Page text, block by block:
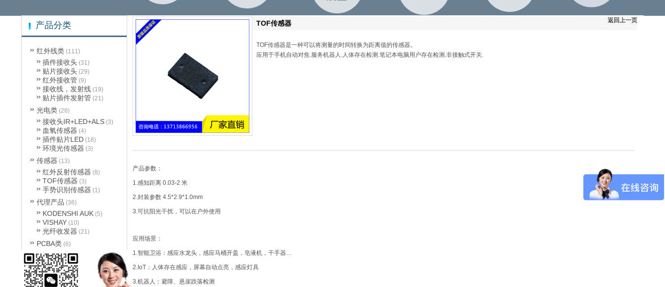
产品分类
红外线类 (111)
插件接收头 (31)
贴片接收头 (29)
红外接收管 (9)
接收线，发射线 (19)
贴片插件发射管 (21)
光电类 (28)
接收头IR+LED+ALS (3)
血氧传感器 (4)
插件贴片LED (18)
环境光传感器 (3)
传感器 (13)
红外反射传感器 (8)
TOF传感器 (3)
手势识别传感器 (1)
代理产品 (36)
KODENSHI AUK (5)
VISHAY (10)
光纤收发器 (21)
PCBA类 (6)
电视遥控接收板
TOF传感器 返回上一页
TOF传感器是一种可以将测量的时间转换为距离值的传感器。
应用于手机自动对焦.服务机器人.人体存在检测.笔记本电脑用户存在检测.非接触式开关.
产品参数：
1.感知距离 0.03-2 米
2.封装参数 4.5*2.9*1.0mm
3.可抗阳光干扰，可以在户外使用
应用场景：
1.智能卫浴：感应水龙头，感应马桶开盖，皂液机，干手器…
2.IoT：人体存在感应，屏幕自动点亮，感应灯具
3.机器人：避障、悬崖跌落检测